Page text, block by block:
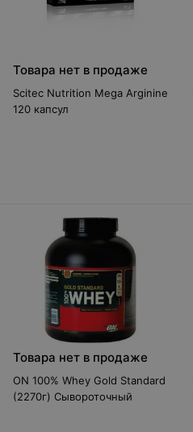
Товара нет в продаже
Scitec Nutrition Mega Arginine
120 капсул
Товара нет в продаже
ON 100% Whey Gold Standard
(2270г) Сывороточный